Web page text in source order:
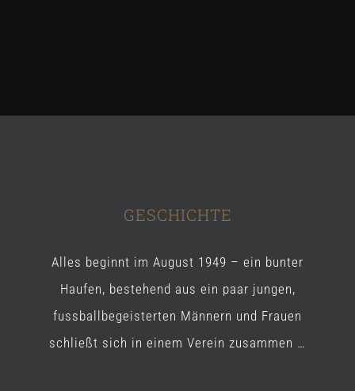
GESCHICHTE
Alles beginnt im August 1949 – ein bunter
Haufen, bestehend aus ein paar jungen,
fussballbegeisterten Männern und Frauen
schließt sich in einem Verein zusammen …